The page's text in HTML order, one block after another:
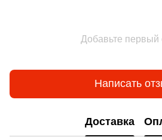
Добавьте первый
Написать
Доставка